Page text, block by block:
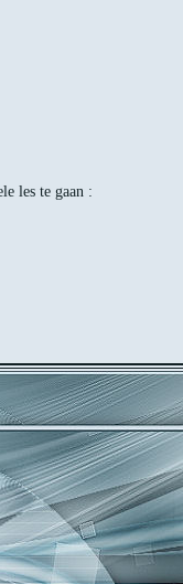
les te gaan :